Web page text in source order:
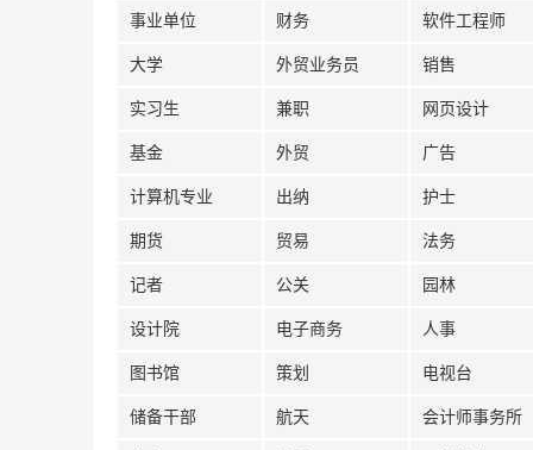
事业单位 财务 软件工程师
大学 外贸业务员 销售
实习生 兼职 网页设计
基金 外贸 广告
计算机专业 出纳 护士
期货 贸易 法务
记者 公关 园林
设计院 电子商务 人事
图书馆 策划 电视台
储备干部 航天 会计师事务所